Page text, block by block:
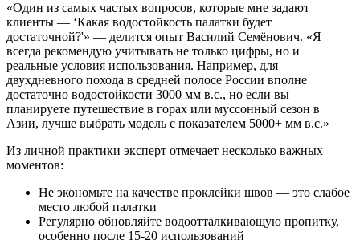
«Один из самых частых вопросов, которые мне задают
клиенты — ‘Какая водостойкость палатки будет
достаточной?'» — делится опыт Василий Семёнович. «Я
всегда рекомендую учитывать не только цифры, но и
реальные условия использования. Например, для
двухдневного похода в средней полосе России вполне
достаточно водостойкости 3000 мм в.с., но если вы
планируете путешествие в горах или муссонный сезон в
Азии, лучше выбрать модель с показателем 5000+ мм в.с.»
Из личной практики эксперт отмечает несколько важных
моментов:
Не экономьте на качестве проклейки швов — это слабое
место любой палатки
Регулярно обновляйте водоотталкивающую пропитку,
особенно после 15-20 использований